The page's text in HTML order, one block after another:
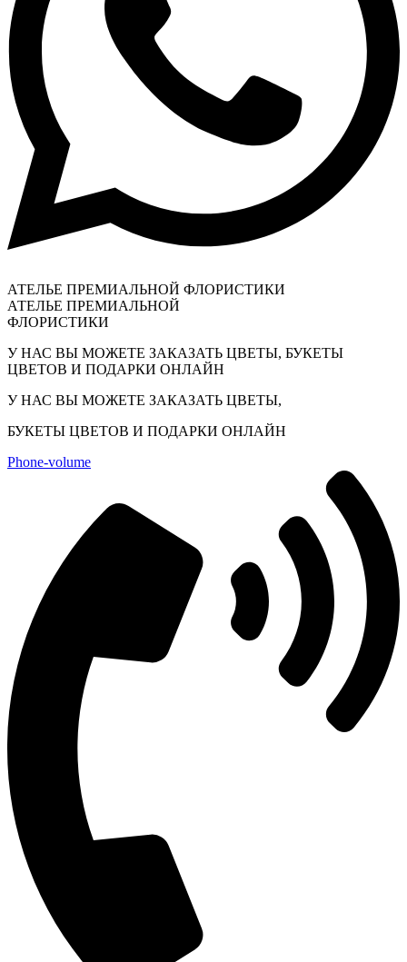
АТЕЛЬЕ ПРЕМИАЛЬНОЙ ФЛОРИСТИКИ​
АТЕЛЬЕ ПРЕМИАЛЬНОЙ
ФЛОРИСТИКИ​
У НАС ВЫ МОЖЕТЕ ЗАКАЗАТЬ ЦВЕТЫ, БУКЕТЫ
ЦВЕТОВ И ПОДАРКИ ОНЛАЙН
У НАС ВЫ МОЖЕТЕ ЗАКАЗАТЬ ЦВЕТЫ,
БУКЕТЫ ЦВЕТОВ И ПОДАРКИ ОНЛАЙН
Phone-volume